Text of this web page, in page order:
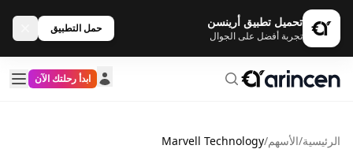
تحميل تطبيق أرينسن
تجربة أفضل على الجوال
حمل التطبيق
ابدأ رحلتك الآن
الرئيسية/الأسهم/
Marvell Technology